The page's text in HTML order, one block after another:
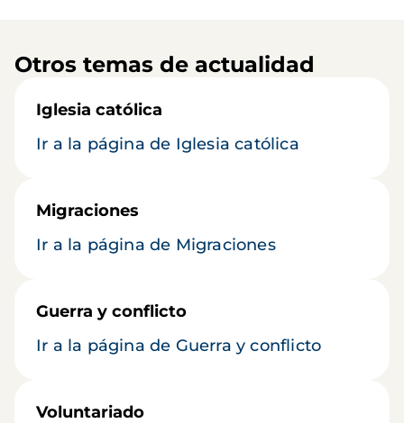
Otros temas de actualidad
Iglesia católica
Ir a la página de Iglesia católica
Migraciones
Ir a la página de Migraciones
Guerra y conflicto
Ir a la página de Guerra y conflicto
Voluntariado